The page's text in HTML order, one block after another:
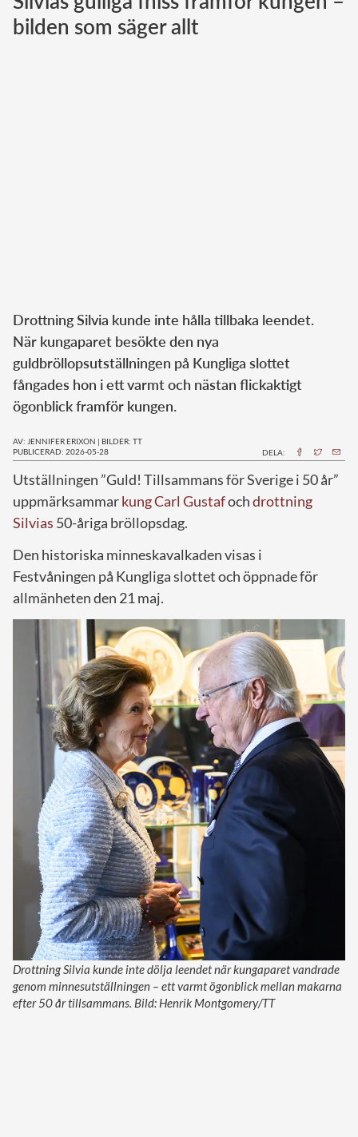
Norska kungahuset
bilden som säger allt
Drottning Silvia kunde inte hålla tillbaka leendet.
När kungaparet besökte den nya
guldbröllopsutställningen på Kungliga slottet
fångades hon i ett varmt och nästan flickaktigt
ögonblick framför kungen.
AV: JENNIFER ERIXON | BILDER: TT
PUBLICERAD: 2026-05-28
DELA:
Utställningen ”Guld! Tillsammans för Sverige i 50 år”
uppmärksammarkung Carl Gustafochdrottning
Silvias 50-åriga bröllopsdag.
Den historiska minneskavalkaden visas i
Festvåningen på Kungliga slottet och öppnade för
allmänheten den 21 maj.
Drottning Silvia kunde inte dölja leendet när kungaparet vandrade
genom minnesutställningen – ett varmt ögonblick mellan makarna
efter 50 år tillsammans. Bild: Henrik Montgomery/TT